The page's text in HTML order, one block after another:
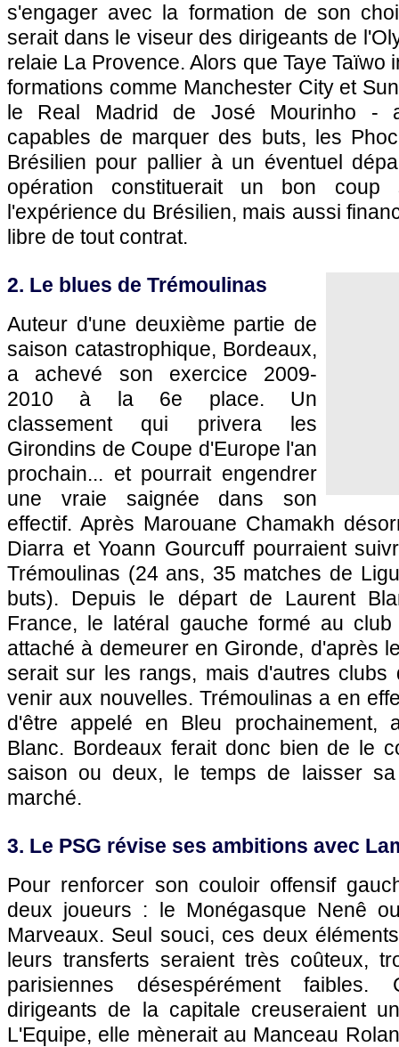
s'engager avec la formation de son
serait dans le viseur des dirigeants de
relaie La Provence. Alors que Taye Taïwo
formations comme Manchester City et
le Real Madrid de José Mourinho -
capables de marquer des buts, les
Brésilien pour pallier à un éventuel
opération constituerait un bon coup
l'expérience du Brésilien, mais aussi
libre de tout contrat.
2. Le blues de Trémoulinas
Auteur d'une deuxième partie de
saison catastrophique, Bordeaux,
a achevé son exercice 2009-
2010 à la 6e place. Un
classement qui privera les
Girondins de Coupe d'Europe l'an
prochain... et pourrait engendrer
une vraie saignée dans son
effectif. Après Marouane Chamakh
Diarra et Yoann Gourcuff pourraient
Trémoulinas (24 ans, 35 matches de
buts). Depuis le départ de Laurent
France, le latéral gauche formé au
attaché à demeurer en Gironde, d'après
serait sur les rangs, mais d'autres clubs
venir aux nouvelles. Trémoulinas a en
d'être appelé en Bleu prochainement,
Blanc. Bordeaux ferait donc bien de le
saison ou deux, le temps de laisser
marché.
3. Le PSG révise ses ambitions avec
Pour renforcer son couloir offensif
deux joueurs : le Monégasque Nenê
Marveaux. Seul souci, ces deux
leurs transferts seraient très coûteux,
parisiennes désespérément
dirigeants de la capitale creuseraient
L'Equipe, elle mènerait au Manceau